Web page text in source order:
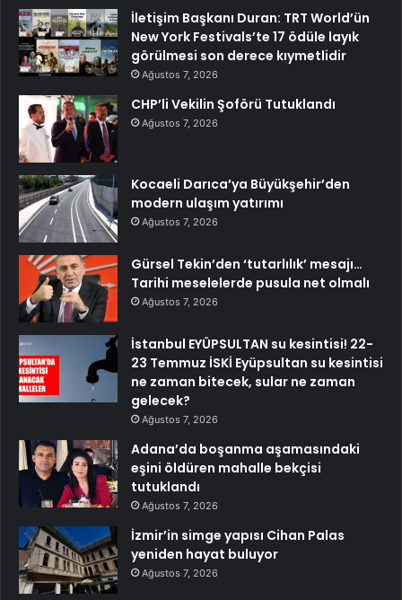
İletişim Başkanı Duran: TRT World’ün
New York Festivals’te 17 ödüle layık
görülmesi son derece kıymetlidir
Ağustos 7, 2026
CHP’li Vekilin Şoförü Tutuklandı
Ağustos 7, 2026
Kocaeli Darıca’ya Büyükşehir’den
modern ulaşım yatırımı
Ağustos 7, 2026
Gürsel Tekin’den ‘tutarlılık’ mesajı…
Tarihi meselelerde pusula net olmalı
Ağustos 7, 2026
İstanbul EYÜPSULTAN su kesintisi! 22-
23 Temmuz İSKİ Eyüpsultan su kesintisi
ne zaman bitecek, sular ne zaman
gelecek?
Ağustos 7, 2026
Adana’da boşanma aşamasındaki
eşini öldüren mahalle bekçisi
tutuklandı
Ağustos 7, 2026
İzmir’in simge yapısı Cihan Palas
yeniden hayat buluyor
Ağustos 7, 2026